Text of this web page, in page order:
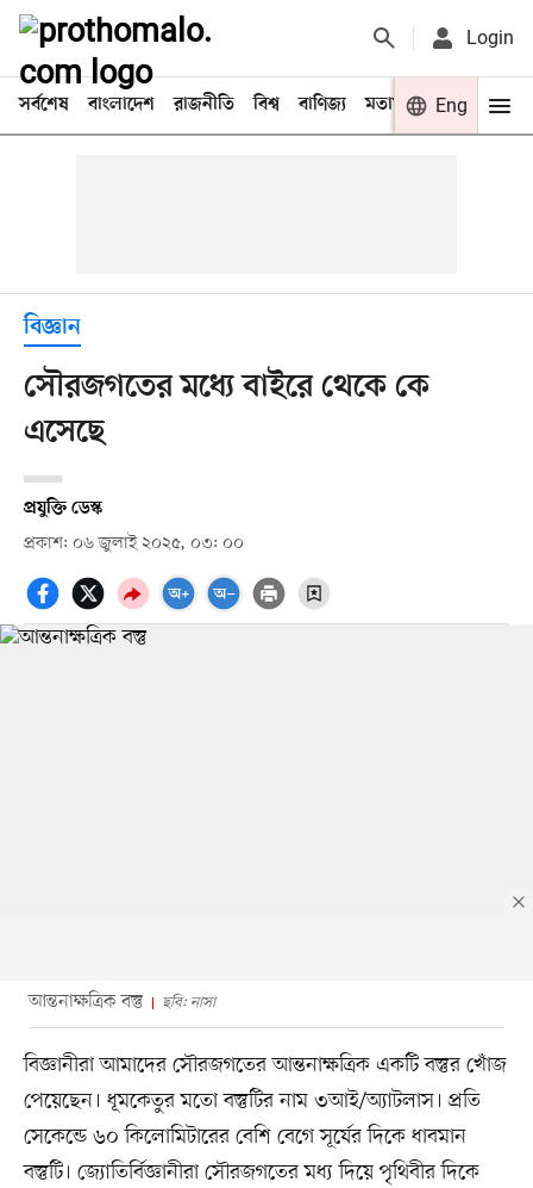
Login
সর্বশেষ বাংলাদেশ রাজনীতি বিশ্ব বাণিজ্য মতামত খেলা
Eng
বিজ্ঞান
সৌরজগতের মধ্যে বাইরে থেকে কে
এসেছে
প্রযুক্তি ডেস্ক
প্রকাশ: ০৬ জুলাই ২০২৫, ০৩: ০০
আন্তনাক্ষত্রিক বস্তু ছবি: নাসা
বিজ্ঞানীরা আমাদের সৌরজগতের আন্তনাক্ষত্রিক একটি বস্তুর খোঁজ
পেয়েছেন। ধূমকেতুর মতো বস্তুটির নাম ৩আই/অ্যাটলাস। প্রতি
সেকেন্ডে ৬০ কিলোমিটারের বেশি বেগে সূর্যের দিকে ধাবমান
বস্তুটি। জ্যোতির্বিজ্ঞানীরা সৌরজগতের মধ্য দিয়ে পৃথিবীর দিকে